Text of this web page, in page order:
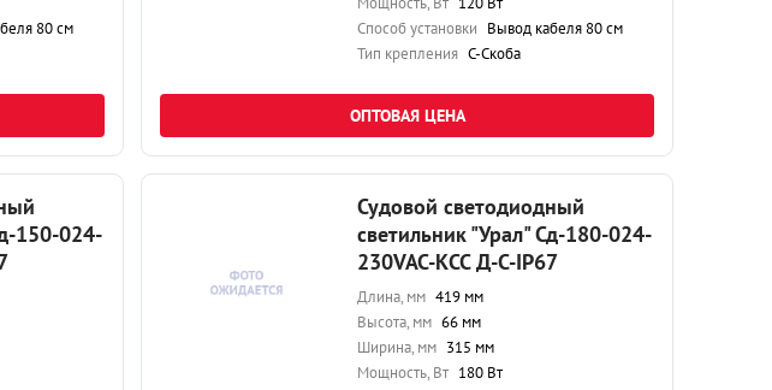
80 см
Способ установки Вывод кабеля 80 см
Тип крепления С-Скоба
ОПТОВАЯ ЦЕНА
150-024-
Судовой светодиодный
светильник "Урал" Сд-180-024-
230VAC-КСС Д-С-IP67
Длина, мм 419 мм
Высота, мм 66 мм
Ширина, мм 315 мм
Мощность, Вт 180 Вт